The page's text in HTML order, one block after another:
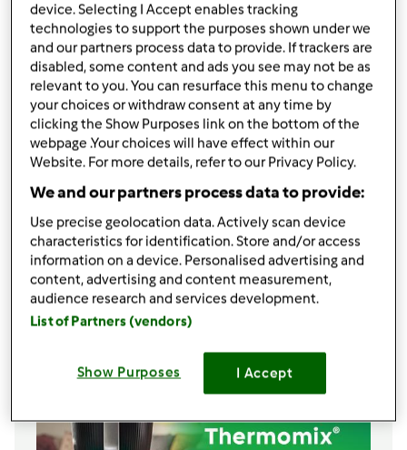
1,5 L wody
300gsera topionego,(ja preferuje z ziołami)
1 łyżeczka przyprawy uniwersalnej
2łyżeczkikoncentratu bulionu
drobiowego zrobionego w TM
lub 2kostki bulionowe
szczypta soli
szczypta pieprzu
posiekana świeża pietruszka do dekoracji
groszek ptysiowy lub grzanki do dekoracji
tarty ser do dekoracji
Lista zakupów
device. Selecting I Accept enables tracking
technologies to support the purposes shown under we
and our partners process data to provide. If trackers are
disabled, some content and ads you see may not be as
relevant to you. You can resurface this menu to change
your choices or withdraw consent at any time by
clicking the Show Purposes link on the bottom of the
webpage .Your choices will have effect within our
Website. For more details, refer to our Privacy Policy.
We and our partners process data to provide:
Use precise geolocation data. Actively scan device
characteristics for identification. Store and/or access
information on a device. Personalised advertising and
content, advertising and content measurement,
audience research and services development.
List of Partners (vendors)
Show Purposes I Accept